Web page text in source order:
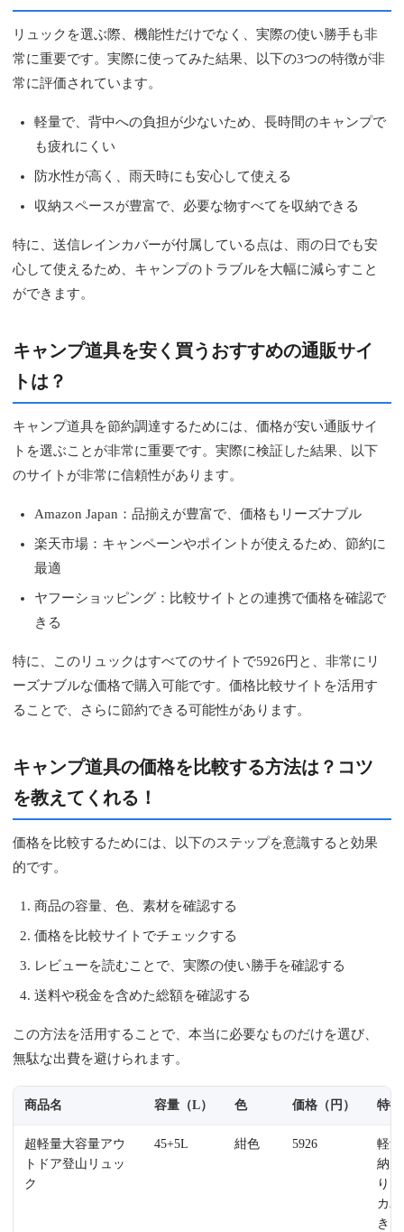
リュックを選ぶ際、機能性だけでなく、実際の使い勝手も非
常に重要です。実際に使ってみた結果、以下の3つの特徴が非
常に評価されています。
軽量で、背中への負担が少ないため、長時間のキャンプで
も疲れにくい
防水性が高く、雨天時にも安心して使える
収納スペースが豊富で、必要な物すべてを収納できる
特に、送信レインカバーが付属している点は、雨の日でも安
心して使えるため、キャンプのトラブルを大幅に減らすこと
ができます。
キャンプ道具を安く買うおすすめの通販サイ
トは？
キャンプ道具を節約調達するためには、価格が安い通販サイ
トを選ぶことが非常に重要です。実際に検証した結果、以下
のサイトが非常に信頼性があります。
Amazon Japan：品揃えが豊富で、価格もリーズナブル
楽天市場：キャンペーンやポイントが使えるため、節約に
最適
ヤフーショッピング：比較サイトとの連携で価格を確認で
きる
特に、このリュックはすべてのサイトで5926円と、非常にリ
ーズナブルな価格で購入可能です。価格比較サイトを活用す
ることで、さらに節約できる可能性があります。
キャンプ道具の価格を比較する方法は？コツ
を教えてくれる！
価格を比較するためには、以下のステップを意識すると効果
的です。
商品の容量、色、素材を確認する
価格を比較サイトでチェックする
レビューを読むことで、実際の使い勝手を確認する
送料や税金を含めた総額を確認する
この方法を活用することで、本当に必要なものだけを選び、
無駄な出費を避けられます。
商品名 容量（L） 色 価格（円） 特徴
超軽量大容量アウ
トドア登山リュッ
ク
45+5L 紺色 5926
軽
納
り
カ
き